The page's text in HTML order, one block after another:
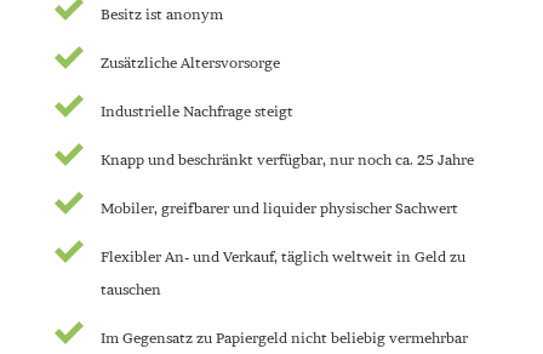
Besitz ist anonym
Zusätzliche Alters­vorsorge
Industrielle Nachfrage steigt
Knapp und beschränkt verfügbar, nur noch ca. 25 Jahre
Mobiler, greifbarer und liquider physischer Sachwert
Flexibler An- und Verkauf, täglich weltweit in Geld zu
tauschen
Im Gegensatz zu Papiergeld nicht beliebig vermehrbar